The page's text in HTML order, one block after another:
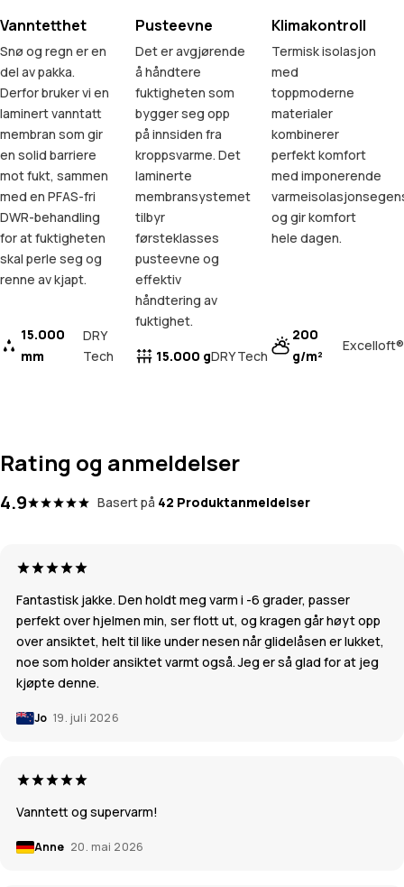
Vanntetthet
Snø og regn er en
del av pakka.
Derfor bruker vi en
laminert vanntatt
membran som gir
en solid barriere
mot fukt, sammen
med en PFAS-fri
DWR-behandling
for at fuktigheten
skal perle seg og
renne av kjapt.
15.000
mm
DRY
Tech
Pusteevne
Det er avgjørende
å håndtere
fuktigheten som
bygger seg opp
på innsiden fra
kroppsvarme. Det
laminerte
membransystemet
tilbyr
førsteklasses
pusteevne og
effektiv
håndtering av
fuktighet.
15.000 gDRY Tech
Klimakontroll
Termisk isolasjon
med
toppmoderne
materialer
kombinerer
perfekt komfort
med imponerende
og gir komfort
hele dagen.
200
g/m²
Excelloft®
Rating og anmeldelser
4.9 Basert på 42 Produktanmeldelser
Fantastisk jakke. Den holdt meg varm i -6 grader, passer
perfekt over hjelmen min, ser flott ut, og kragen går høyt opp
over ansiktet, helt til like under nesen når glidelåsen er lukket,
noe som holder ansiktet varmt også. Jeg er så glad for at jeg
kjøpte denne.
Jo 19. juli 2026
Vanntett og supervarm!
Anne 20. mai 2026